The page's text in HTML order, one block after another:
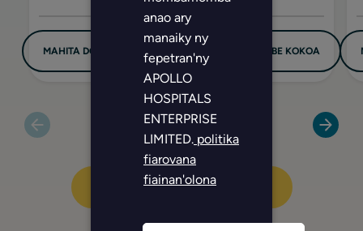
MAHITA DOKOTERA HAHAFANTATRA BEBE KOKOA
JEREO NY SPECIALTIES REHETRA
anao ary
manaiky ny
fepetran'ny
APOLLO
HOSPITALS
ENTERPRISE
LIMITED. politika
fiarovana
fiainan'olona